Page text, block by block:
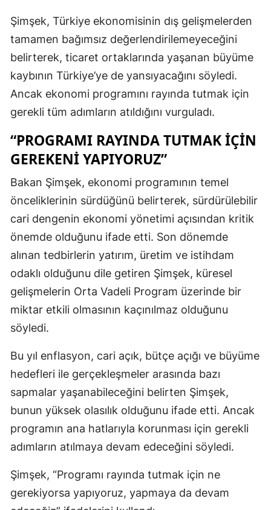
Şimşek, Türkiye ekonomisinin dış gelişmelerden
tamamen bağımsız değerlendirilemeyeceğini
belirterek, ticaret ortaklarında yaşanan büyüme
kaybının Türkiye’ye de yansıyacağını söyledi.
Ancak ekonomi programını rayında tutmak için
gerekli tüm adımların atıldığını vurguladı.
“PROGRAMI RAYINDA TUTMAK İÇIN
GEREKENI YAPIYORUZ”
Bakan Şimşek, ekonomi programının temel
önceliklerinin sürdüğünü belirterek, sürdürülebilir
cari dengenin ekonomi yönetimi açısından kritik
önemde olduğunu ifade etti. Son dönemde
alınan tedbirlerin yatırım, üretim ve istihdam
odaklı olduğunu dile getiren Şimşek, küresel
gelişmelerin Orta Vadeli Program üzerinde bir
miktar etkili olmasının kaçınılmaz olduğunu
söyledi.
Bu yıl enflasyon, cari açık, bütçe açığı ve büyüme
hedefleri ile gerçekleşmeler arasında bazı
sapmalar yaşanabileceğini belirten Şimşek,
bunun yüksek olasılık olduğunu ifade etti. Ancak
programın ana hatlarıyla korunması için gerekli
adımların atılmaya devam edeceğini söyledi.
Şimşek, “Programı rayında tutmak için ne
gerekiyorsa yapıyoruz, yapmaya da devam